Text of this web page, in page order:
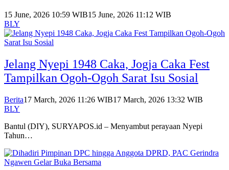
15 June, 2026 10:59 WIB15 June, 2026 11:12 WIB
BLY
Jelang Nyepi 1948 Caka, Jogja Caka Fest
Tampilkan Ogoh-Ogoh Sarat Isu Sosial
Berita17 March, 2026 11:26 WIB17 March, 2026 13:32 WIB
BLY
Bantul (DIY), SURYAPOS.id – Menyambut perayaan Nyepi
Tahun…